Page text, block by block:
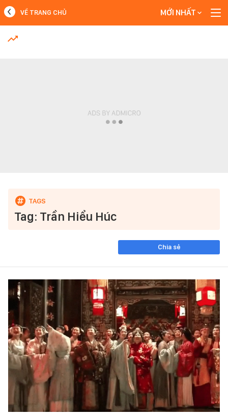
MỚI NHẤT
VỀ TRANG CHỦ MỚI NHẤT
Tag: Trần Hiểu Húc
Chia sẻ